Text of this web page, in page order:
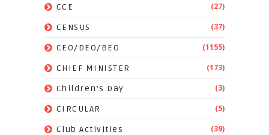
CCE (27)
CENSUS (37)
CEO/DEO/BEO (1155)
CHIEF MINISTER (173)
Children's Day (3)
CIRCULAR (5)
Club Activities (39)